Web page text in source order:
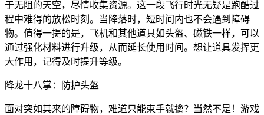
于无阻的天空，尽情收集资源。这一段飞行时光无疑是跑酷过
程中难得的放松时刻。当降落时，短时间内也不会遇到障碍
物。值得一提的是，飞机和其他道具如头盔、磁铁一样，可以
通过强化材料进行升级，从而延长使用时间。想让道具发挥更
大作用，记得及时提升等级。
降龙十八掌：防护头盔
面对突如其来的障碍物，难道只能束手就擒？当然不是！游戏